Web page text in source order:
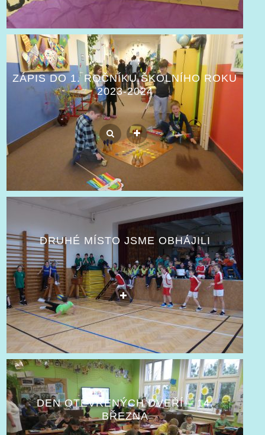
ZÁPIS DO 1. ROČNÍKU ŠKOLNÍHO ROKU
2023-2024
DRUHÉ MÍSTO JSME OBHÁJILI
DEN OTEVŘENÝCH DVEŘÍ – 14.
BŘEZNA